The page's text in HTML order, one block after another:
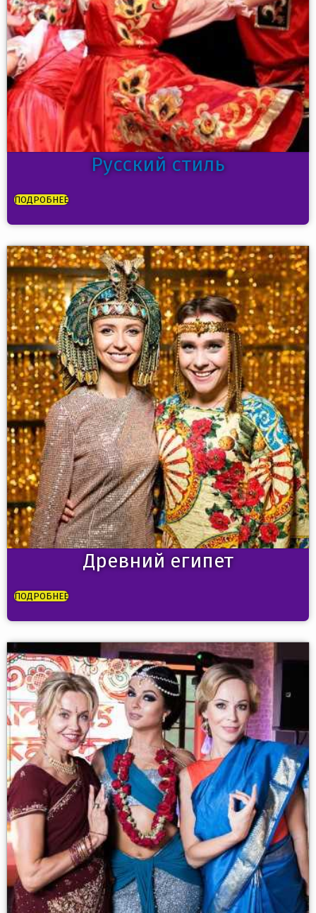
Русский стиль
ПОДРОБНЕЕ
Древний египет
ПОДРОБНЕЕ